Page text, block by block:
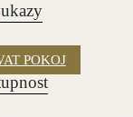
POKOJ